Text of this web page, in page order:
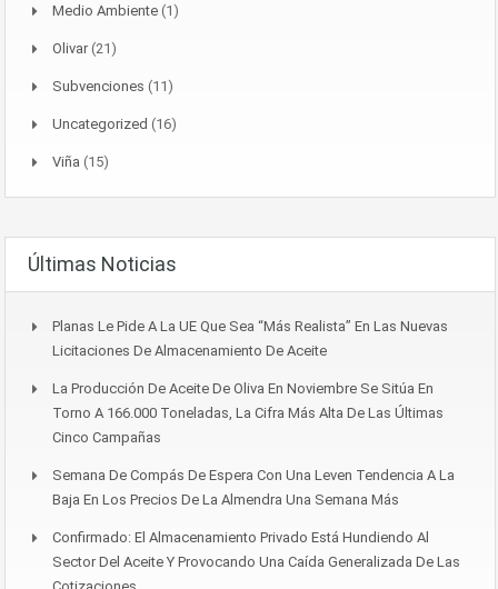
Medio Ambiente (1)
Olivar(21)
Subvenciones (11)
Uncategorized (16)
Viña (15)
Últimas Noticias
Planas Le Pide A La UE Que Sea “más Realista” En Las Nuevas
Licitaciones De Almacenamiento De Aceite
La Producción De Aceite De Oliva En Noviembre Se Sitúa En
Torno A 166.000 Toneladas, La Cifra Más Alta De Las Últimas
Cinco Campañas
Semana De Compás De Espera Con Una Leven Tendencia A La
Baja En Los Precios De La Almendra Una Semana Más
Confirmado: El Almacenamiento Privado Está Hundiendo Al
Sector Del Aceite Y Provocando Una Caída Generalizada De Las